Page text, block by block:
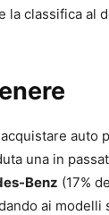
la classifica al
auto
una in
Benz (17%
ai